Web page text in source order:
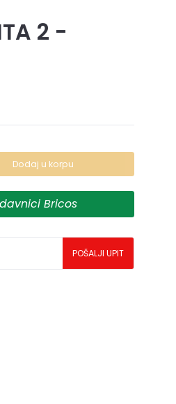
2 -
Dodaj u korpu
Bricos
POŠALJI UPIT